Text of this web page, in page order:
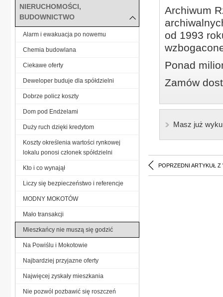
Archiwum
od 1993
Ponad
Zamów
Masz już
POPRZEDNI ARTYKUŁ Z
NIERUCHOMOŚCI,
BUDOWNICTWO
Alarm i ewakuacja po nowemu
Chemia budowlana
Ciekawe oferty
Deweloper buduje dla spółdzielni
Dobrze policz koszty
Dom pod Endżelami
Duży ruch dzięki kredytom
Koszty określenia wartości rynkowej
lokalu ponosi członek spółdzielni
Kto i co wynajął
Liczy się bezpieczeństwo i referencje
MODNY MOKOTÓW
Mało transakcji
Mieszkańcy nie muszą się godzić
Na Powiślu i Mokotowie
Najbardziej przyjazne oferty
Najwięcej zyskały mieszkania
Nie pozwól pozbawić się roszczeń